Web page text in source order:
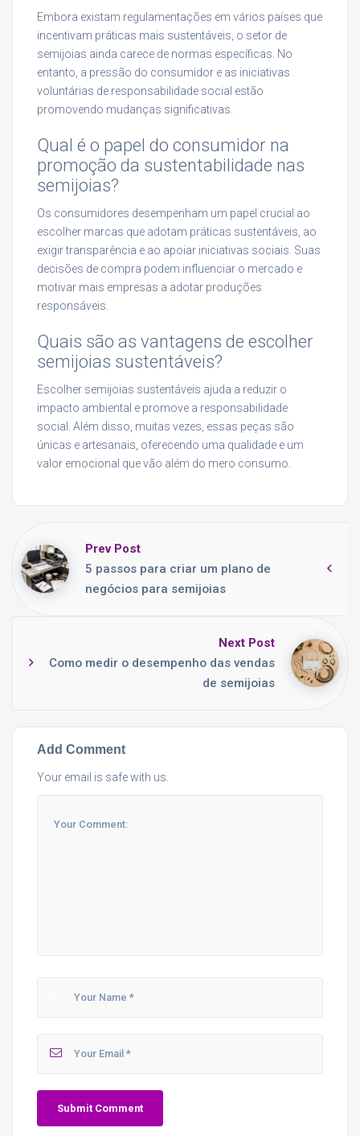
Embora existam regulamentações em vários países que
incentivam práticas mais sustentáveis, o setor de
semijoias ainda carece de normas específicas. No
entanto, a pressão do consumidor e as iniciativas
voluntárias de responsabilidade social estão
promovendo mudanças significativas.
Qual é o papel do consumidor na
promoção da sustentabilidade nas
semijoias?
Os consumidores desempenham um papel crucial ao
escolher marcas que adotam práticas sustentáveis, ao
exigir transparência e ao apoiar iniciativas sociais. Suas
decisões de compra podem influenciar o mercado e
motivar mais empresas a adotar produções
responsáveis.
Quais são as vantagens de escolher
semijoias sustentáveis?
Escolher semijoias sustentáveis ajuda a reduzir o
impacto ambiental e promove a responsabilidade
social. Além disso, muitas vezes, essas peças são
únicas e artesanais, oferecendo uma qualidade e um
valor emocional que vão além do mero consumo.
Prev Post
5 passos para criar um plano de
negócios para semijoias
Next Post
Como medir o desempenho das vendas
de semijoias
Add Comment
Your email is safe with us.